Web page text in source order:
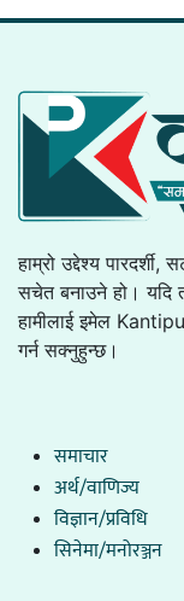
हाम्रो उद्देश्य
सचेत बनाउने हो। यदि
हामीलाई इमेल
गर्न सक्नुहुन्छ।
समाचार
अर्थ/वाणिज्य
विज्ञान/प्रविधि
सिनेमा/मनोरञ्जन